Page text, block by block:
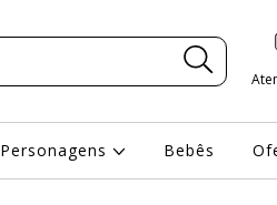
Personagens Bebês